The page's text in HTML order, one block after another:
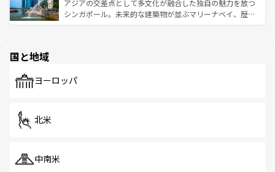
た文化、そして多様な観光資源が、訪れる旅人を魅了し続
ており、効率よく見どころを回れるのも魅力。息をのむよ
うな絶景から文化的な体験まで、香港を存分に楽しみ尽く
アジアの交差点として多文化が融合した独自の魅力を放つ
シンガポール。未来的な建築物が並ぶマリーナベイ、歴史
で、ホーカーズは地元の風情を楽しめる外せないスポット
国と地域
ヨーロッパ
北米
中南米